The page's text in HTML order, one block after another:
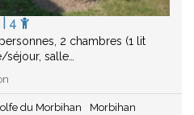
4
2 chambres (1 lit
séjour, salle…
du Morbihan
Morbihan